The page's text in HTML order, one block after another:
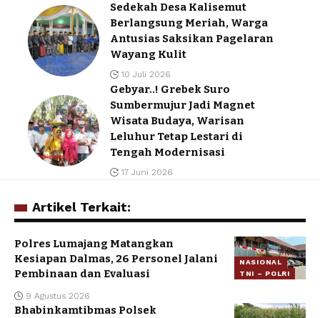
Sedekah Desa Kalisemut
Berlangsung Meriah, Warga
Antusias Saksikan Pagelaran
Wayang Kulit
10 Juli 2026
Gebyar..! Grebek Suro
Sumbermujur Jadi Magnet
Wisata Budaya, Warisan
Leluhur Tetap Lestari di
Tengah Modernisasi
17 Juni 2026
Artikel Terkait:
NASIONAL
TNI – POLRI
Polres Lumajang Matangkan
Kesiapan Dalmas, 26 Personel Jalani
Pembinaan dan Evaluasi
9 Agustus 2026
Bhabinkamtibmas Polsek